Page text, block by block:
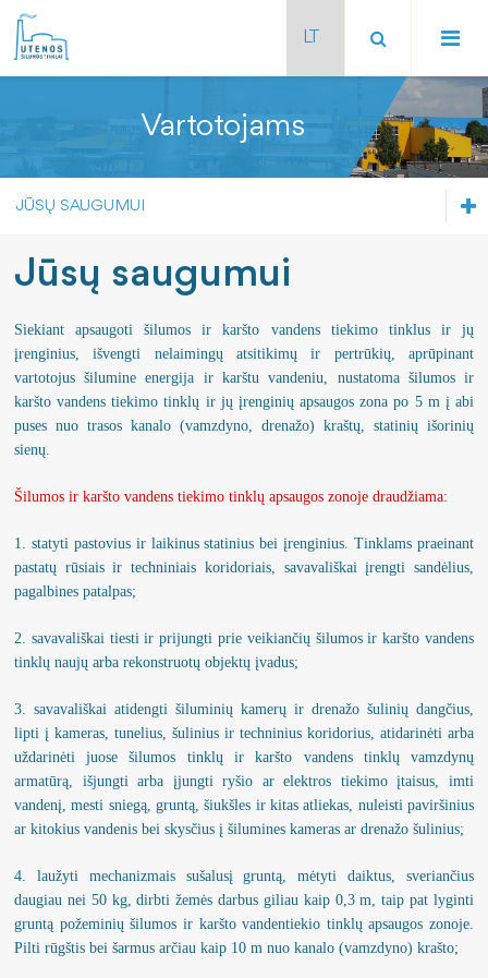
Bendrovės istorija
Valdymo struktūra
Veiklos teritorija
Veiklos strategija
Lūkesčių raštas
Reguliavimo apskaitos sistemos metinė atskaitomybė
Reguliavimo apskaitos sistemos aprašas
Šilumos ir karšto vandens sąnaudos
Parama
Kuro struktūra
ES finansuojami projektai
Atliktos investicijos
Karšto vandens skaitiklių priežiūra
Turto pardavimai ir nuoma
Šilumos ir karšto vandens kainos
Šilumos suvartojimas daugiabučiuose namuose
Vartotojų skundų ir ginčų nagrinėjimo ne teisme tvarka
Energijos taupymas
Šilumos įrenginių prie šilumos perdavimo tinklų
Pastato šilumos punkto įrengimo, rekonstravimo
Šilumos supirkimas iš nepriklausomų gamintojų
Norintiems tapti vartotojais
Jūsų saugumui
Vartotojams
JŪSŲ SAUGUMUI
Šilumos ir karšto vandens kainos
Vartotojų skundų ir ginčų nagrinėjimo ne teisme tvarka
Asmens duomenų apsauga
Sutartys
Energijos taupymas
Teisinė informacija
pertvarkymas, atjungimas
Pastato šilumos punkto įrengimo, rekonstravimo tvarka
Šilumos supirkimas iš nepriklausomų gamintojų
Norintiems tapti vartotojais
Jūsų saugumui
Jūsų saugumui
Siekiant apsaugoti šilumos ir karšto vandens tiekimo tinklus ir jų
įrenginius, išvengti nelaimingų atsitikimų ir pertrūkių, aprūpinant
vartotojus šilumine energija ir karštu vandeniu, nustatoma šilumos ir
karšto vandens tiekimo tinklų ir jų įrenginių apsaugos zona po 5 m į abi
puses nuo trasos kanalo (vamzdyno, drenažo) kraštų, statinių išorinių
sienų.
Šilumos ir karšto vandens tiekimo tinklų apsaugos zonoje draudžiama:
1. statyti pastovius ir laikinus statinius bei įrenginius. Tinklams praeinant
pastatų rūsiais ir techniniais koridoriais, savavališkai įrengti sandėlius,
pagalbines patalpas;
2. savavališkai tiesti ir prijungti prie veikiančių šilumos ir karšto vandens
tinklų naujų arba rekonstruotų objektų įvadus;
3. savavališkai atidengti šiluminių kamerų ir drenažo šulinių dangčius,
lipti į kameras, tunelius, šulinius ir techninius koridorius, atidarinėti arba
uždarinėti juose šilumos tinklų ir karšto vandens tinklų vamzdynų
armatūrą, išjungti arba įjungti ryšio ar elektros tiekimo įtaisus, imti
vandenį, mesti sniegą, gruntą, šiukšles ir kitas atliekas, nuleisti paviršinius
ar kitokius vandenis bei skysčius į šilumines kameras ar drenažo šulinius;
4. laužyti mechanizmais sušalusį gruntą, mėtyti daiktus, sveriančius
daugiau nei 50 kg, dirbti žemės darbus giliau kaip 0,3 m, taip pat lyginti
gruntą požeminių šilumos ir karšto vandentiekio tinklų apsaugos zonoje.
Pilti rūgštis bei šarmus arčiau kaip 10 m nuo kanalo (vamzdyno) krašto;